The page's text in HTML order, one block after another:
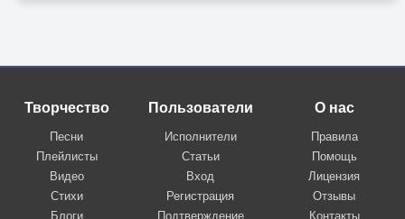
Творчество
Песни
Плейлисты
Видео
Стихи
Блоги
Пользователи
Исполнители
Статьи
Вход
Регистрация
Подтверждение
О нас
Правила
Помощь
Лицензия
Отзывы
Контакты